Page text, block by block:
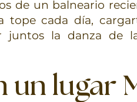
de un balneario
cada día,
juntos la danza de
un lugar